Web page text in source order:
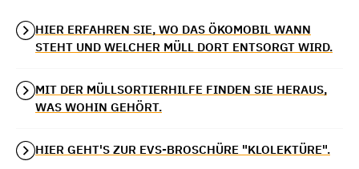
HIER ERFAHREN SIE, WO DAS ÖKOMOBIL WANN
STEHT UND WELCHER MÜLL DORT ENTSORGT WIRD.
MIT DER MÜLLSORTIERHILFE FINDEN SIE HERAUS,
WAS WOHIN GEHÖRT.
HIER GEHT'S ZUR EVS-BROSCHÜRE "KLOLEKTÜRE".